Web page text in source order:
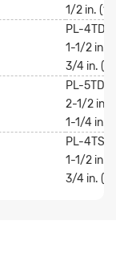
1/2 in.
PL-
1-1/2 in.
3/4 in.
PL-
2-1/2 in.
1-1/4 in.
PL-
1-1/2 in.
3/4 in.